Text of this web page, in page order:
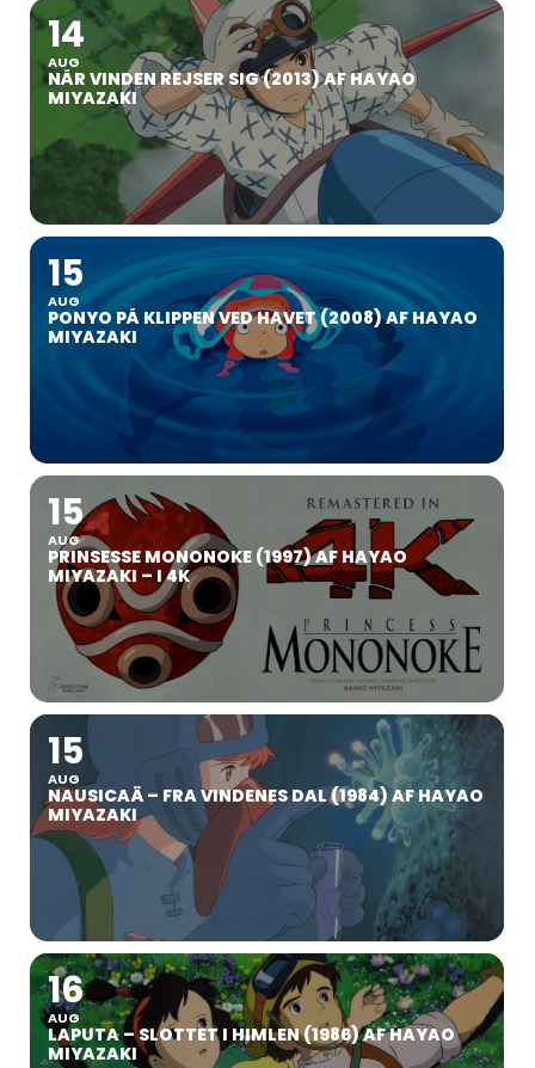
14
AUG
NÅR VINDEN REJSER SIG (2013) AF HAYAO
MIYAZAKI
15
AUG
PONYO PÅ KLIPPEN VED HAVET (2008) AF HAYAO
MIYAZAKI
15
AUG
PRINSESSE MONONOKE (1997) AF HAYAO
MIYAZAKI – I 4K
15
AUG
NAUSICAÄ – FRA VINDENES DAL (1984) AF HAYAO
MIYAZAKI
16
AUG
LAPUTA – SLOTTET I HIMLEN (1986) AF HAYAO
MIYAZAKI